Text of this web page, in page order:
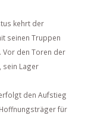
kehrt der
seinen Truppen
Vor den Toren der
sein Lager
den Aufstieg
für